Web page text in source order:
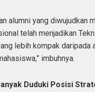
alumni yang
telah menjadikan
lebih kompak
imbuhnya.
Duduki Posisi